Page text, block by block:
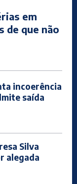
em
de que não
incoerência
saída
Silva
alegada